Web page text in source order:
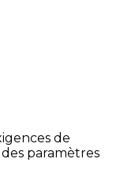
de
paramètres